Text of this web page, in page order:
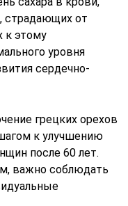
страдающих от
к этому
уровня
сердечно-
грецких орехов
к улучшению
после 60 лет.
важно соблюдать